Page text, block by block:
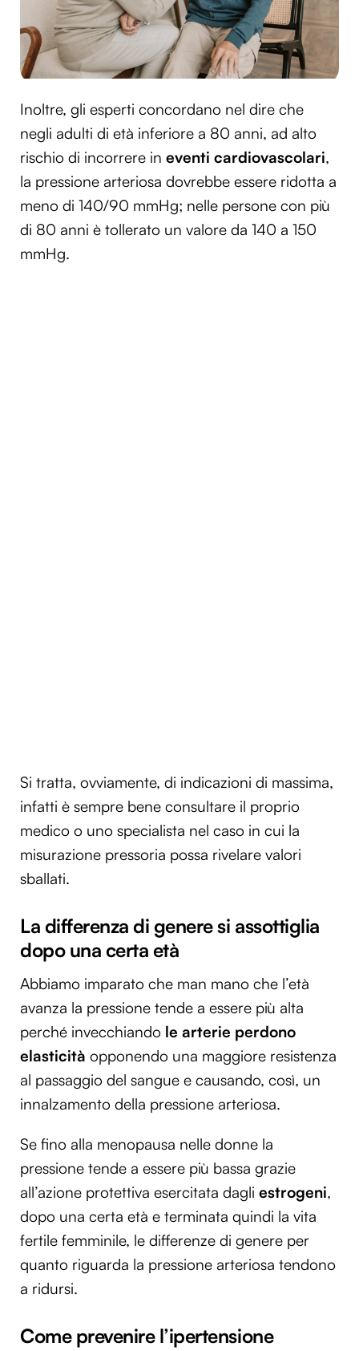
Inoltre, gli esperti concordano nel dire che
negli adulti di età inferiore a 80 anni, ad alto
rischio di incorrere in eventi cardiovascolari,
la pressione arteriosa dovrebbe essere ridotta a
meno di 140/90 mmHg; nelle persone con più
di 80 anni è tollerato un valore da 140 a 150
mmHg.
Si tratta, ovviamente, di indicazioni di massima,
infatti è sempre bene consultare il proprio
medico o uno specialista nel caso in cui la
misurazione pressoria possa rivelare valori
sballati.
La differenza di genere si assottiglia
dopo una certa età
Abbiamo imparato che man mano che l’età
avanza la pressione tende a essere più alta
perché invecchiando le arterie perdono
elasticità opponendo una maggiore resistenza
al passaggio del sangue e causando, così, un
innalzamento della pressione arteriosa.
Se fino alla menopausa nelle donne la
pressione tende a essere più bassa grazie
all’azione protettiva esercitata dagli estrogeni,
dopo una certa età e terminata quindi la vita
fertile femminile, le differenze di genere per
quanto riguarda la pressione arteriosa tendono
a ridursi.
Come prevenire l’ipertensione